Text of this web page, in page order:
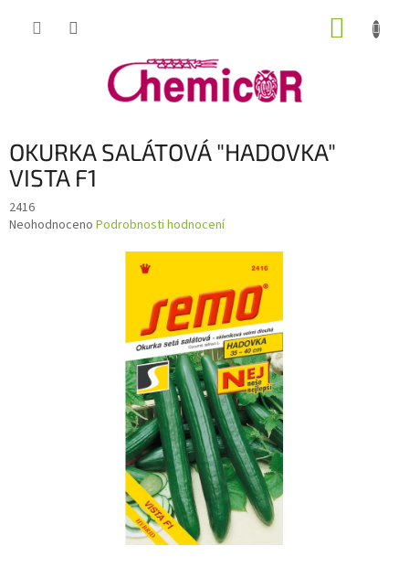
OKURKA SALÁTOVÁ "HADOVKA"
VISTA F1
2416
Průměrné
Neohodnoceno Podrobnosti hodnocení